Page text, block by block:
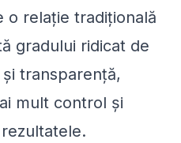
o relație tradițională
gradului ridicat de
transparență,
mult control și